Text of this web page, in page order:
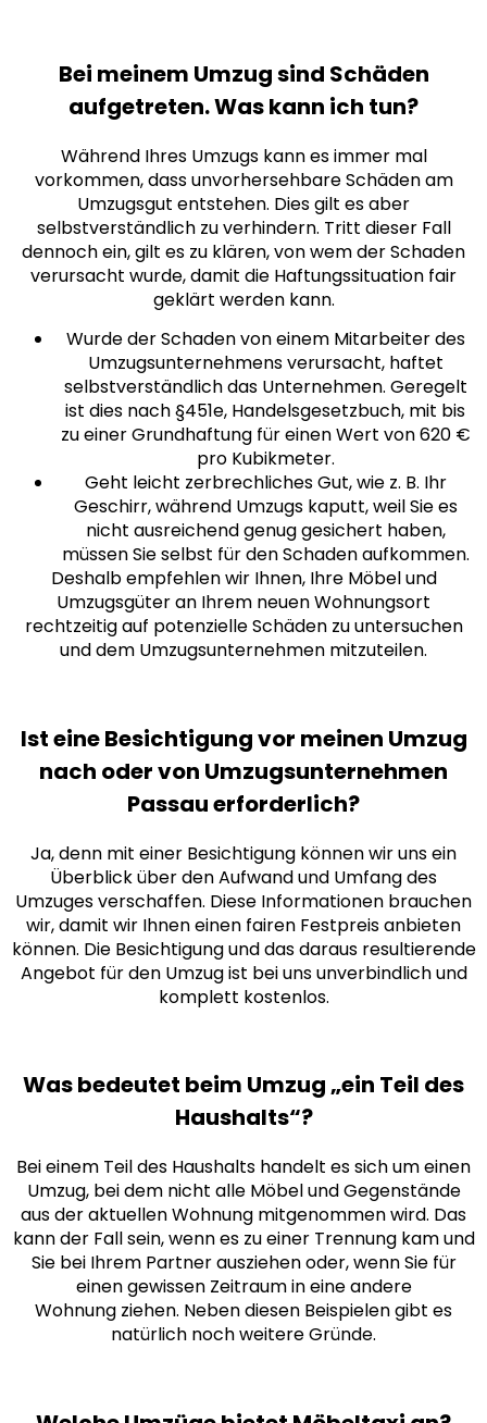
Bei meinem Umzug sind Schäden
aufgetreten. Was kann ich tun?
Während Ihres Umzugs kann es immer mal
vorkommen, dass unvorhersehbare Schäden am
Umzugsgut entstehen. Dies gilt es aber
selbstverständlich zu verhindern. Tritt dieser Fall
dennoch ein, gilt es zu klären, von wem der Schaden
verursacht wurde, damit die Haftungssituation fair
geklärt werden kann.
Wurde der Schaden von einem Mitarbeiter des
Umzugsunternehmens verursacht, haftet
selbstverständlich das Unternehmen. Geregelt
ist dies nach §451e, Handelsgesetzbuch, mit bis
zu einer Grundhaftung für einen Wert von 620 €
pro Kubikmeter.
Geht leicht zerbrechliches Gut, wie z. B. Ihr
Geschirr, während Umzugs kaputt, weil Sie es
nicht ausreichend genug gesichert haben,
müssen Sie selbst für den Schaden aufkommen.
Deshalb empfehlen wir Ihnen, Ihre Möbel und
Umzugsgüter an Ihrem neuen Wohnungsort
rechtzeitig auf potenzielle Schäden zu untersuchen
und dem Umzugsunternehmen mitzuteilen.
Ist eine Besichtigung vor meinen Umzug
nach oder von Umzugsunternehmen
Passau erforderlich?
Ja, denn mit einer Besichtigung können wir uns ein
Überblick über den Aufwand und Umfang des
Umzuges verschaffen. Diese Informationen brauchen
wir, damit wir Ihnen einen fairen Festpreis anbieten
können. Die Besichtigung und das daraus resultierende
Angebot für den Umzug ist bei uns unverbindlich und
komplett kostenlos.
Was bedeutet beim Umzug „ein Teil des
Haushalts“?
Bei einem Teil des Haushalts handelt es sich um einen
Umzug, bei dem nicht alle Möbel und Gegenstände
aus der aktuellen Wohnung mitgenommen wird. Das
kann der Fall sein, wenn es zu einer Trennung kam und
Sie bei Ihrem Partner ausziehen oder, wenn Sie für
einen gewissen Zeitraum in eine andere
Wohnung ziehen. Neben diesen Beispielen gibt es
natürlich noch weitere Gründe.